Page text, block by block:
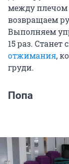
между плечом
возвращаем
Выполняем
15 раз. Станет
отжимания,
груди.
Попа